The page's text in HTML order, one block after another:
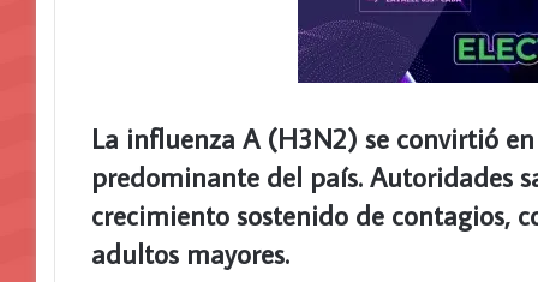
La influenza A (H3N2) se convirtió
predominante del país. Autoridades
crecimiento sostenido de contagios,
adultos mayores.